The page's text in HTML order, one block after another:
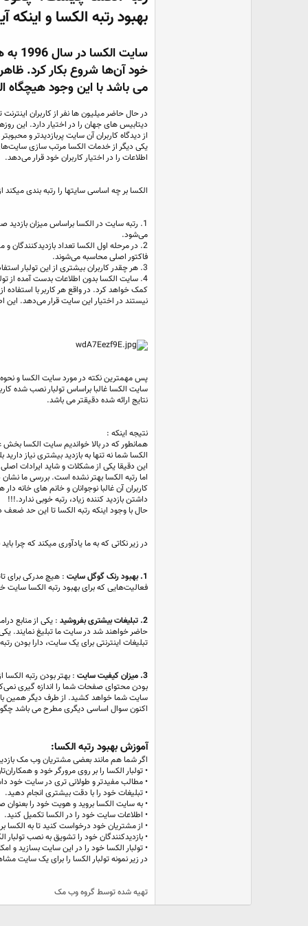
بهبود رتبه الکسا و اینکه
خود آن‌ها شروع بکار کرد.
می باشد با این وجود هیچگاه
در حال حاضر میلیون ها نفر از کاربران
دیتابیس های جهان را در اختیار دارد. این
از دیدگاه کاربران آن سایت پربازدیدتر و
یکی دیگر از خدمات الکسا مرتب سازی
اطلاعات را در اختیار کاربران خود قرار می‌دهد.
الکسا بر چه اساسی سایتها را رتبه بندی
می‌شود.
2. در مرحله اول الکسا تعداد
فاکتور اصلی محاسبه می‌شوند.
3. هر چقدر کاربران بیشتری از این تولبار استفاده کنند، عملکرد الکسا دقیق تر و بهتر خواهد شد.
4. سایت الکسا بدون اطلاعات بدست آمده از
کمک خواهد کرد. در واقع هر کاربر با استفاده
نیستند در اختیار این سایت قرار می‌دهد. این
پس مهمترین نکته در مورد سایت الکسا و
سایت الکسا غالبا براساس تولبار نصب شده
نتایج ارائه شده دقیقتر می باشد.
نتیجه اینکه :
همانطور که در بالا خواندیم سایت الکسا
الکسا شما نه تنها به بازدید بیشتری نیاز دارید
این دقیقا یکی از مشکلات و شاید ایرادات
اما رتبه الکسا بهتر نشده است. بررسی ما
کاربران آن غالبا نوجوانان و خانم های خانه
داشتن بازدید کننده زیاد، رتبه خوبی ندارد.!!!
حال با وجود اینکه رتبه الکسا تا این حد
در زیر نکاتی که به ما یادآوری میکند که چرا
1. بهبود رنک گوگل سایت
: هیچ مدرکی برای
فعالیت‌هایی که برای بهبود رتبه الکسا سایت
2. تبلیغات بیشتری بفروشید
: یکی از منابع
حاضر خواهند شد در سایت ما تبلیغ نمایند.
تبلیغات اینترنتی برای یک سایت، دارا بودن رتبه ای زیر ۵۰۰ یا ۱۰۰۰ الکسا بسیار اهمیت داشته و موجب افزایش
3. میزان کیفیت سایت
: بهتر بودن رتبه
بودن محتوای صفحات شما را اندازه گیری
سایت شما خواهد کشید. از طرف دیگر همین
اکنون سوال اساسی دیگری مطرح می باشد
آموزش بهبود رتبه الکسا:
اگر شما هم مانند بعضی مشتریان وب مک
• تولبار الکسا را بر روی مرورگر خود و
• مطالب مفیدتر و طولانی تری در سایت خود
• تبلیغات خود را با دقت بیشتری انجام دهید.
• به سایت الکسا بروید و هویت خود را
• اطلاعات سایت خود را در الکسا تکمیل کنید.
• از مشتریان خود درخواست کنید تا به الکسا
• بازدیدکنندگان خود را تشویق به نصب تولبار
• تولبار الکسا خود را در این سایت بسازید و
در زیر نمونه تولبار الکسا را برای یک سایت
تهیه شده توسط گروه وب مک